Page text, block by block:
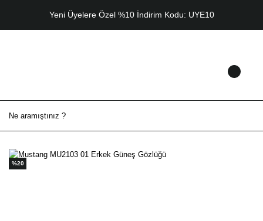
Yeni Üyelere Özel %10 İndirim Kodu: UYE10
%20